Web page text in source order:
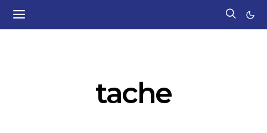
tache